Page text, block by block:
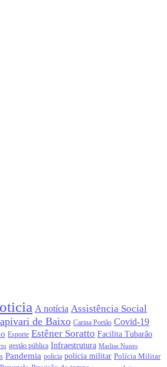
A notícia Assistência Social
de Baixo Carina Portão Covid-19
Esporte Estêner Soratto Facilita Tubarão
gestão pública Infraestrutura Marlise Nunes
Pandemia policia policia militar Polícia Militar